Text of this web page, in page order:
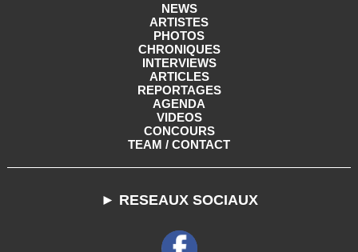
NEWS
ARTISTES
PHOTOS
CHRONIQUES
INTERVIEWS
ARTICLES
REPORTAGES
AGENDA
VIDEOS
CONCOURS
TEAM / CONTACT
► RESEAUX SOCIAUX